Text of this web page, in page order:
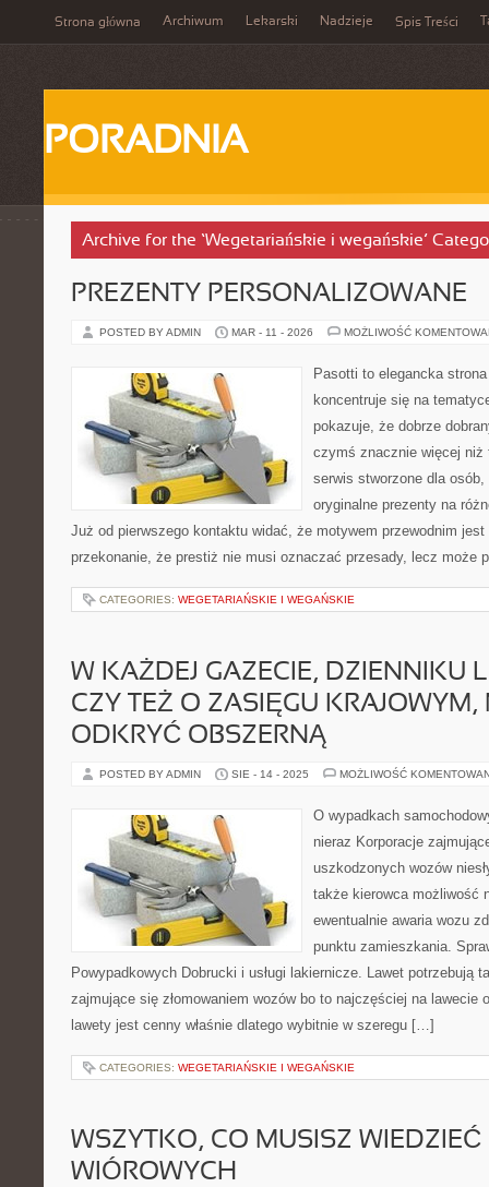
Strona główna Archiwum Lekarski Nadzieje Spis Treści
PORADNIA
Archive for the ‘Wegetariańskie i wegańskie’
PREZENTY PERSONALIZOWANE
POSTED BY ADMIN MAR - 11 - 2026 MOŻLIWOŚĆ
Pasotti to elegancka
koncentruje się na
pokazuje, że dobrze
czymś znacznie więcej niż
serwis stworzone dla
oryginalne prezenty na
Już od pierwszego kontaktu widać, że motywem przewodnim
przekonanie, że prestiż nie musi oznaczać przesady, lecz może
CATEGORIES: WEGETARIAŃSKIE I WEGAŃSKIE
W KAŻDEJ GAZECIE, DZIENNIKU
CZY TEŻ O ZASIĘGU KRAJOWYM,
ODKRYĆ OBSZERNĄ
POSTED BY ADMIN SIE - 14 - 2025 MOŻLIWOŚĆ
O wypadkach
nieraz Korporacje
uszkodzonych wozów
także kierowca możliwość
ewentualnie awaria wozu
punktu zamieszkania.
Powypadkowych Dobrucki i usługi lakiernicze. Lawet potrzebują
zajmujące się złomowaniem wozów bo to najczęściej na lawecie
lawety jest cenny właśnie dlatego wybitnie w szeregu […]
CATEGORIES: WEGETARIAŃSKIE I WEGAŃSKIE
WSZYTKO, CO MUSISZ WIEDZIEĆ
WIÓROWYCH